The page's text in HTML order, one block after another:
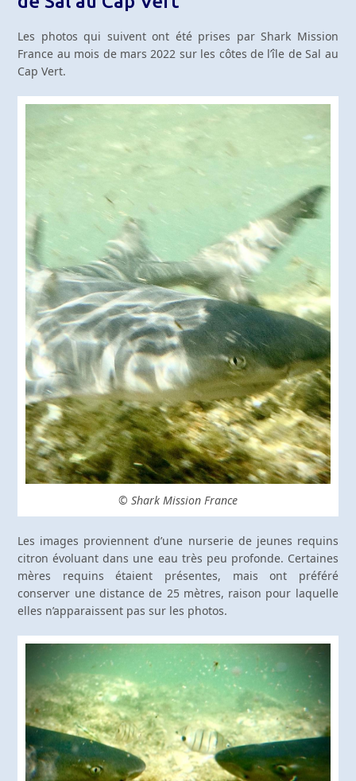
Les photos qui suivent ont été prises par Shark Mission
France au mois de mars 2022 sur les côtes de l’île de Sal au
Cap Vert.
© Shark Mission France
Les images proviennent d’une nurserie de jeunes requins
citron évoluant dans une eau très peu profonde. Certaines
mères requins étaient présentes, mais ont préféré
conserver une distance de 25 mètres, raison pour laquelle
elles n’apparaissent pas sur les photos.